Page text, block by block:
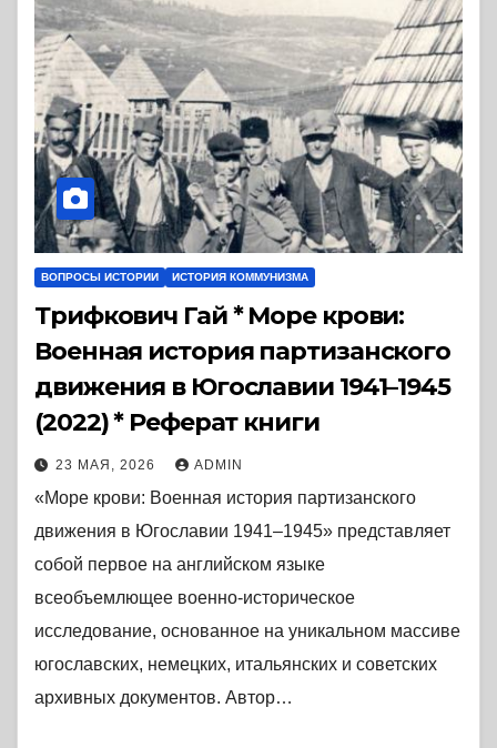
ВОПРОСЫ ИСТОРИИ ИСТОРИЯ КОММУНИЗМА
Трифкович Гай * Море крови:
Военная история партизанского
движения в Югославии 1941–1945
(2022) * Реферат книги
23 МАЯ, 2026 ADMIN
«Море крови: Военная история партизанского
движения в Югославии 1941–1945» представляет
собой первое на английском языке
всеобъемлющее военно-историческое
исследование, основанное на уникальном массиве
югославских, немецких, итальянских и советских
архивных документов. Автор…